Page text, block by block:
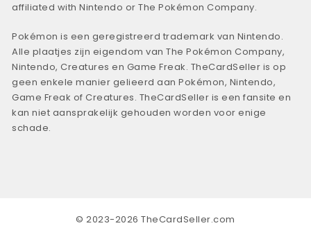
affiliated with Nintendo or The Pokémon Company.
Pokémon is een geregistreerd trademark van Nintendo.
Alle plaatjes zijn eigendom van The Pokémon Company,
Nintendo, Creatures en Game Freak. TheCardSeller is op
geen enkele manier gelieerd aan Pokémon, Nintendo,
Game Freak of Creatures. TheCardSeller is een fansite en
kan niet aansprakelijk gehouden worden voor enige
schade.
© 2023-2026 TheCardSeller.com